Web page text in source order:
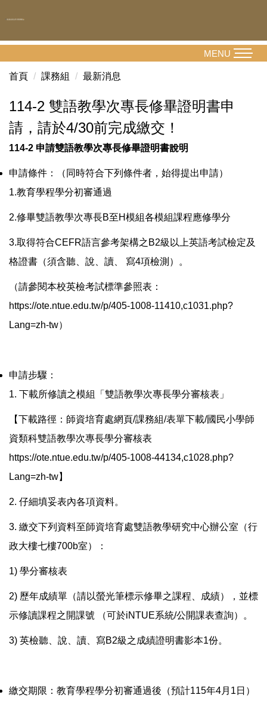
到
容
MENU
首頁 課務組 最新消息
114-2 雙語教學次專長修畢證明書申
請，請於4/30前完成繳交！
114-2 申請雙語教學次專長修畢證明書說明
申請條件：（同時符合下列條件者，始得提出申請）
1.教育學程學分初審通過
2.修畢雙語教學次專長B至H模組各模組課程應修學分
3.取得符合CEFR語言參考架構之B2級以上英語考試檢定及
格證書（須含聽、說、讀、 寫4項檢測）。
（請參閱本校英檢考試標準參照表：
https://ote.ntue.edu.tw/p/405-1008-11410,c1031.php?
Lang=zh-tw）
申請步驟：
1. 下載所修讀之模組「雙語教學次專長學分審核表」
【下載路徑：師資培育處網頁/課務組/表單下載/國民小學師
資類科雙語教學次專長學分審核表
https://ote.ntue.edu.tw/p/405-1008-44134,c1028.php?
Lang=zh-tw】
2. 仔細填妥表內各項資料。
3. 繳交下列資料至師資培育處雙語教學研究中心辦公室（行
政大樓七樓700b室）：
1) 學分審核表
2) 歷年成績單（請以螢光筆標示修畢之課程、成績），並標
示修讀課程之開課號 （可於iNTUE系統/公開課表查詢）。
3) 英檢聽、說、讀、寫B2級之成績證明書影本1份。
繳交期限：教育學程學分初審通過後（預計115年4月1日）